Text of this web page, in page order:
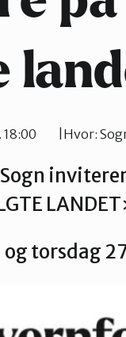
Hvor:
torsdag